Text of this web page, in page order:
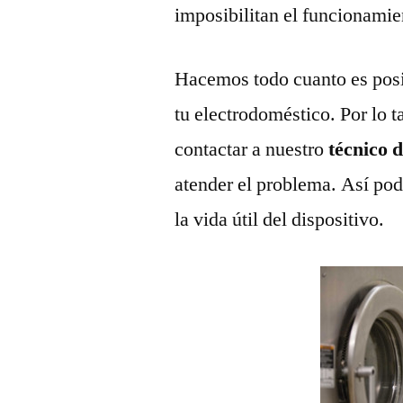
imposibilitan el
Hacemos todo cuanto es
tu electrodoméstico. Por lo
contactar a nuestrotécnico
atender el problema. Así
la vida útil del dispositivo.